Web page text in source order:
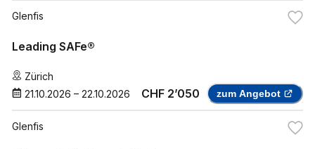
Glenfis
Leading SAFe®
Zürich
21.10.2026 – 22.10.2026 CHF 2’050 zum Angebot
Glenfis